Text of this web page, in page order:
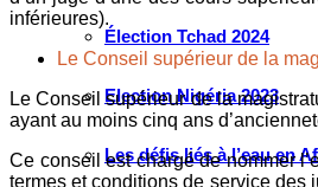
Élection Tchad 2024
Election Nigéria 2023
Les défis liés à l’eau en
inférieures).
Le Conseil supérieur de la
Le Conseil supérieur de la
ayant au moins cinq ans
Ce conseil est chargé de nommer
termes et conditions de service des